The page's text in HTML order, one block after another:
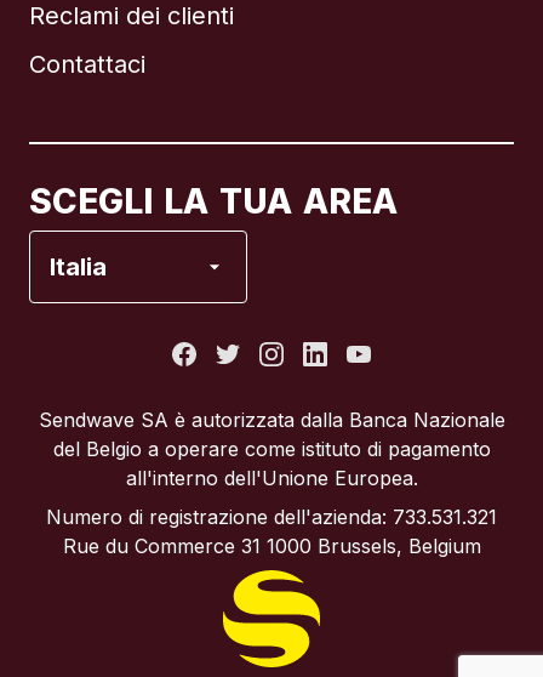
Reclami dei clienti
Contattaci
SCEGLI LA TUA AREA
Italia
Brasile
Regno Unito
Spagna
Sendwave SA è autorizzata dalla Banca Nazionale
del Belgio a operare come istituto di pagamento
all'interno dell'Unione Europea.
Numero di registrazione dell'azienda: 733.531.321
Rue du Commerce 31 1000 Brussels, Belgium